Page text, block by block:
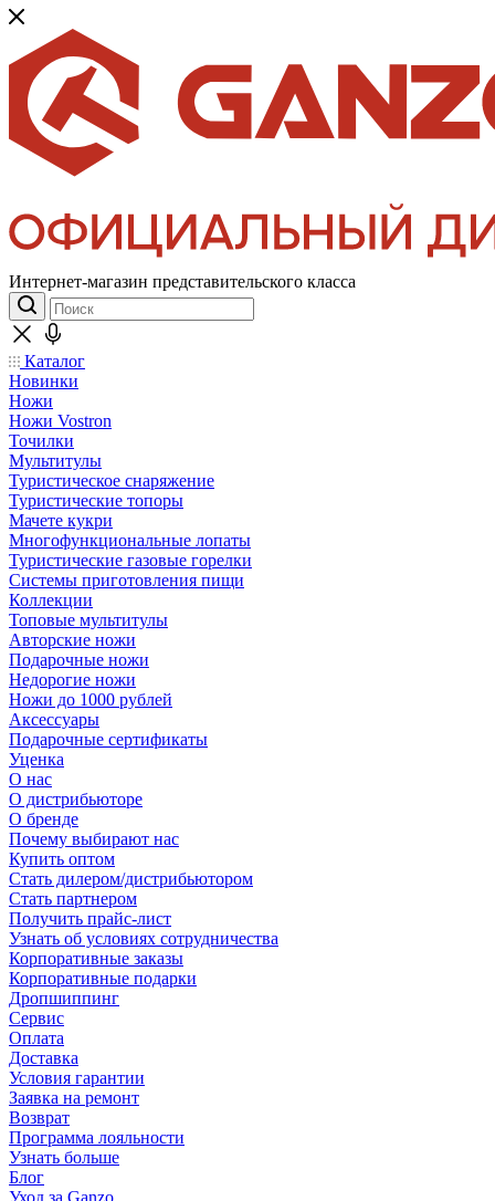
Интернет-магазин представительского класса
Каталог
Новинки
Ножи
Ножи Vostron
Точилки
Мультитулы
Туристическое снаряжение
Туристические топоры
Мачете кукри
Многофункциональные лопаты
Туристические газовые горелки
Системы приготовления пищи
Коллекции
Топовые мультитулы
Авторские ножи
Подарочные ножи
Недорогие ножи
Ножи до 1000 рублей
Аксессуары
Подарочные сертификаты
Уценка
О нас
О дистрибьюторе
О бренде
Почему выбирают нас
Купить оптом
Стать дилером/дистрибьютором
Стать партнером
Получить прайс-лист
Узнать об условиях сотрудничества
Корпоративные заказы
Корпоративные подарки
Дропшиппинг
Сервис
Оплата
Доставка
Условия гарантии
Заявка на ремонт
Возврат
Программа лояльности
Узнать больше
Блог
Уход за Ganzo